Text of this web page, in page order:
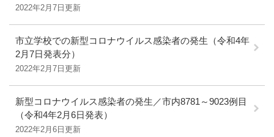
2022年2月7日更新
市立学校での新型コロナウイルス感染者の発生（令和4年
2月7日発表分）
2022年2月7日更新
新型コロナウイルス感染者の発生／市内8781～9023例目
（令和4年2月6日発表）
2022年2月6日更新